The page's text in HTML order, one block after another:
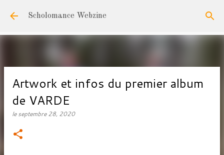
Accéder au contenu principal
Scholomance Webzine
Artwork et infos du premier album
de VARDE
leseptembre 28, 2020